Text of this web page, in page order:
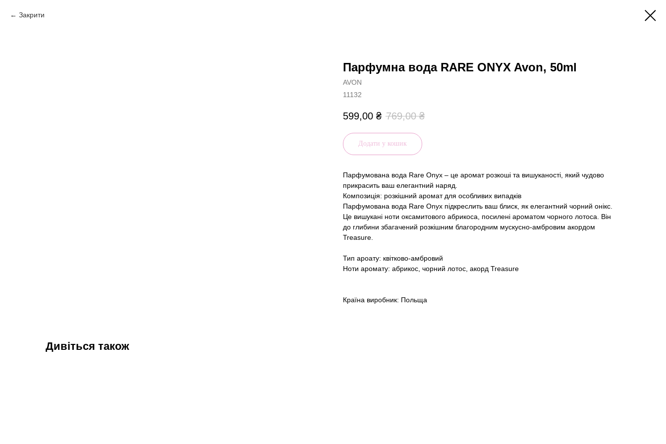
Закрити
Парфумна вода RARE ONYX Avon, 50ml
AVON
11132
599,00 ₴ 769,00 ₴
Додати у кошик
Парфумована вода Rare Onyx – це аромат розкоші та вишуканості, який чудово
прикрасить ваш елегантний наряд.
Композиція: розкішний аромат для особливих випадків
Парфумована вода Rare Onyx підкреслить ваш блиск, як елегантний чорний онікс.
Це вишукані ноти оксамитового абрикоса, посилені ароматом чорного лотоса. Він
до глибини збагачений розкішним благородним мускусно-амбровим акордом
Treasure.
Тип ароату: квітково-амбровий
Ноти аромату: абрикос, чорний лотос, акорд Treasure
Країна виробник: Польща
Дивіться також